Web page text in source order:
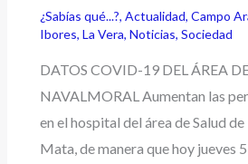
¿Sabías qué...?,Actualidad,Campo
Ibores,La Vera,Noticias,Sociedad
DATOS COVID-19 DEL ÁREA
NAVALMORAL Aumentan las
en el hospital del área de Salud
Mata, de manera que hoy jueves